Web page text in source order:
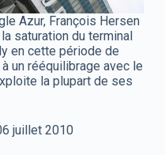
Azur, François Hersen
saturation du terminal
en cette période de
un rééquilibrage avec le
la plupart de ses
juillet 2010